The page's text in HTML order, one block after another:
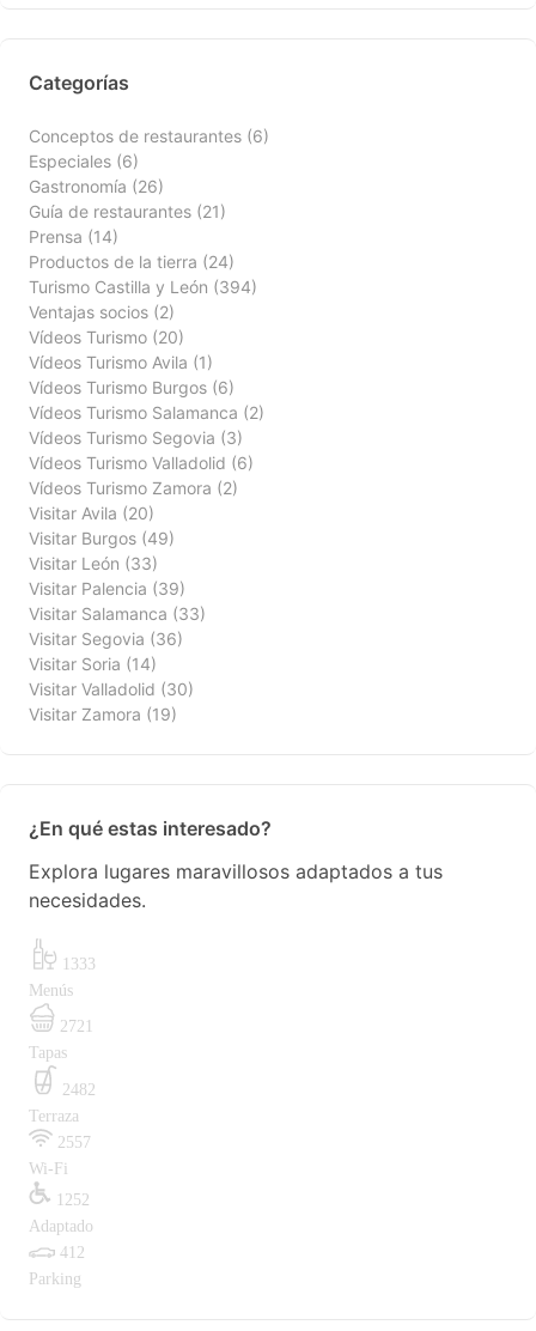
Categorías
Conceptos de restaurantes (6)
Especiales (6)
Gastronomía (26)
Guía de restaurantes (21)
Prensa (14)
Productos de la tierra (24)
Turismo Castilla y León (394)
Ventajas socios (2)
Vídeos Turismo (20)
Vídeos Turismo Avila (1)
Vídeos Turismo Burgos (6)
Vídeos Turismo Salamanca (2)
Vídeos Turismo Segovia (3)
Vídeos Turismo Valladolid (6)
Vídeos Turismo Zamora (2)
Visitar Avila (20)
Visitar Burgos (49)
Visitar León (33)
Visitar Palencia (39)
Visitar Salamanca (33)
Visitar Segovia (36)
Visitar Soria (14)
Visitar Valladolid (30)
Visitar Zamora (19)
¿En qué estas interesado?
Explora lugares maravillosos adaptados a tus
necesidades.
1333
Menús
2721
Tapas
2482
Terraza
2557
Wi-Fi
1252
Adaptado
412
Parking